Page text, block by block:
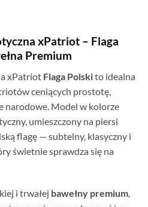
xPatriot – Flaga
Premium
xPatriot Flaga Polskito idealna
ceniących prostotę,
narodowe. Model w kolorze
umieszczony na piersi
flagę — subtelny, klasyczny i
świetnie sprawdza się na
i trwałej bawełny premium,